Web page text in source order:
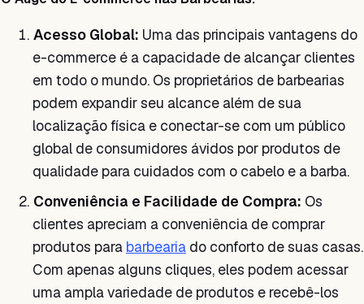
Acesso Global: Uma das principais vantagens do
e-commerce é a capacidade de alcançar clientes
em todo o mundo. Os proprietários de barbearias
podem expandir seu alcance além de sua
localização física e conectar-se com um público
global de consumidores ávidos por produtos de
qualidade para cuidados com o cabelo e a barba.
Conveniência e Facilidade de Compra: Os
clientes apreciam a conveniência de comprar
produtos para barbeariado conforto de suas casas.
Com apenas alguns cliques, eles podem acessar
uma ampla variedade de produtos e recebê-los